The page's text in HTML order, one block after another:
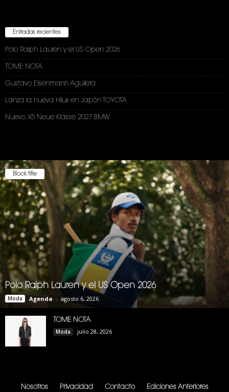
Entradas recientes
Polo Ralph Lauren y el US Open 2026
TOME NOTA
Gustavo Eisenmann Aguilera
Lanza la nueva Hilux en Japón TOYOTA
Nuevo X5 Neue Klasse 2027 BMW
Block title
Polo Ralph Lauren y el US Open 2026
Moda Agenda - agosto 6, 2026
TOME NOTA
Moda julio 28, 2026
Nosotros Privacidad Contacto Ediciones Anteriores